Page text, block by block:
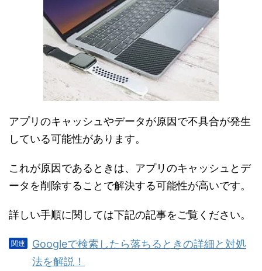
アプリのキャッシュやデータが原因で不具合が発生
している可能性があります。
これが原因であるときは、アプリのキャッシュとデ
ータを削除することで解決する可能性が高いです。
詳しい手順に関しては下記の記事をご覧ください。
Googleで検索したら落ちるときの詳細と対処
法を解説！